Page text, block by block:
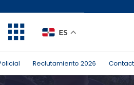
ES
Reclutamiento 2026